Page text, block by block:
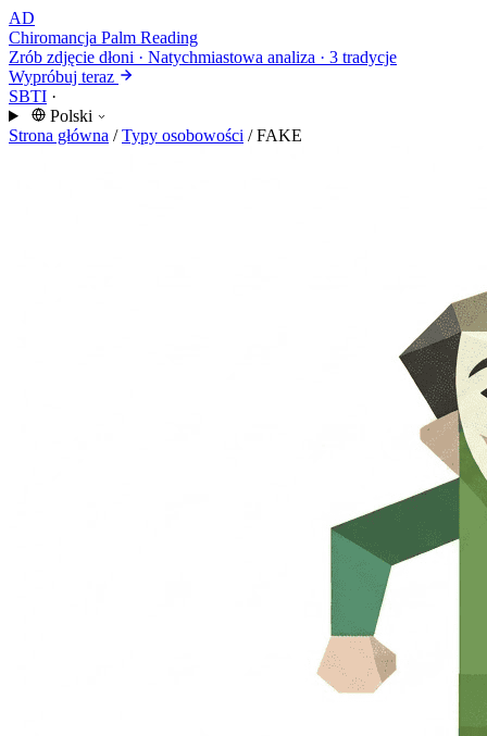
AD
Chiromancja Palm Reading
Zrób zdjęcie dłoni · Natychmiastowa analiza · 3 tradycje
Wypróbuj teraz
SBTI ·
Polski
Strona główna / Typy osobowości / FAKE